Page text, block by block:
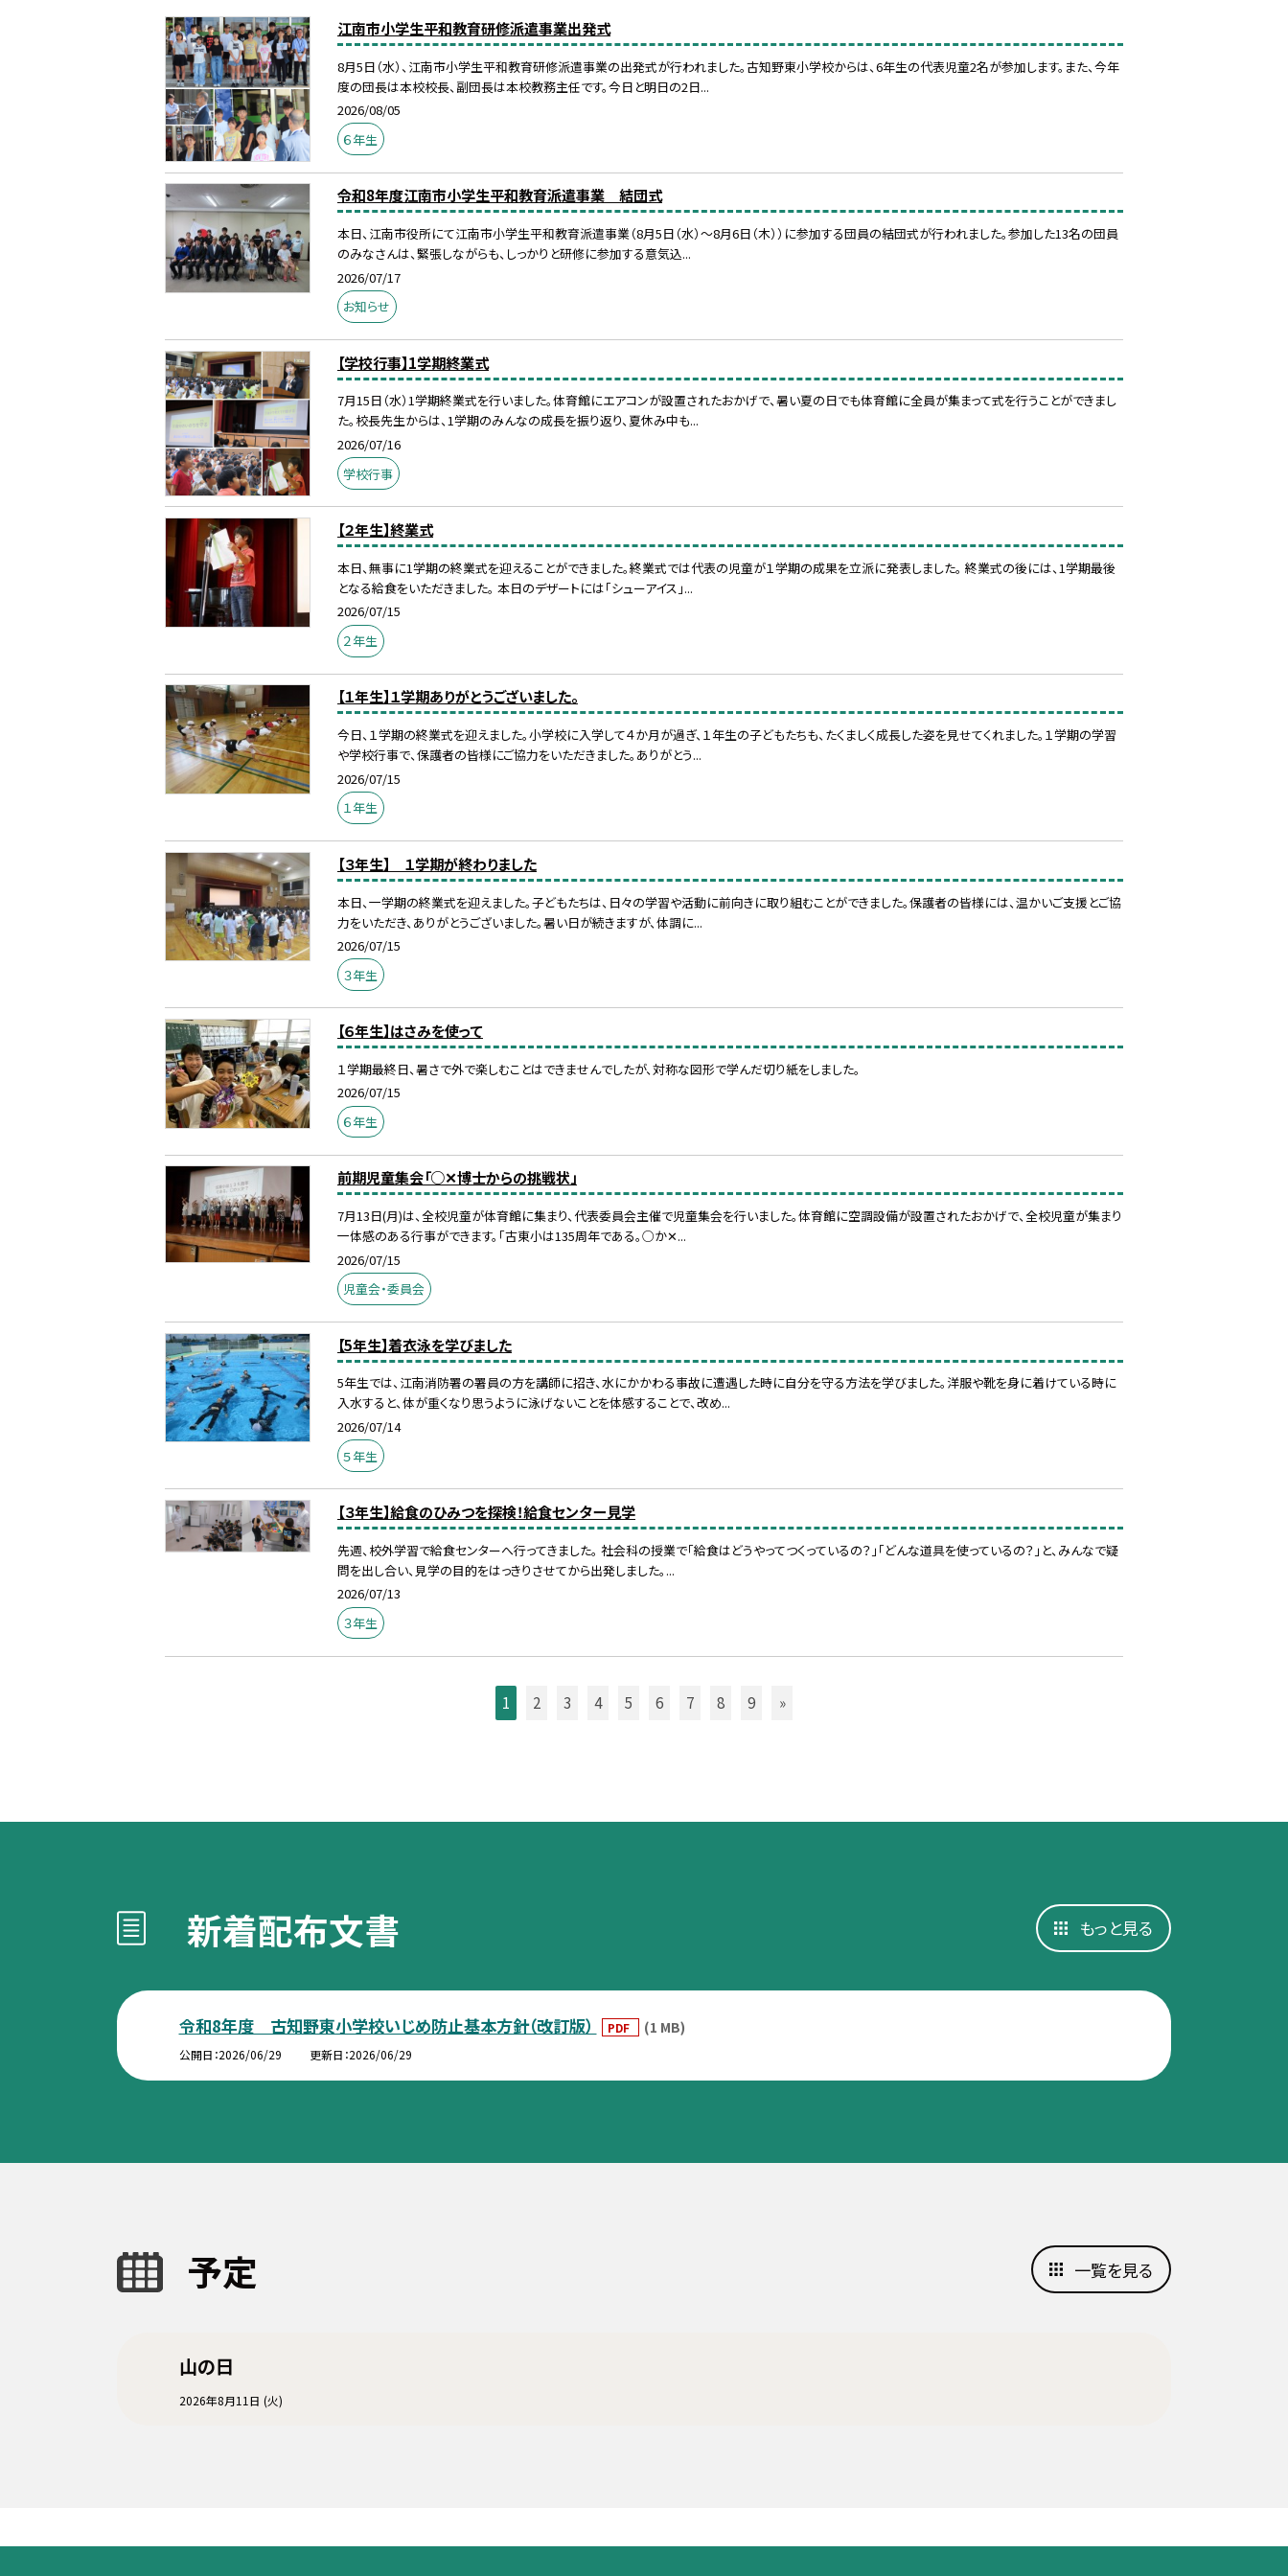
江南市小学生平和教育研修派遣事業出発式
8月5日（水）、江南市小学生平和教育研修派遣事業の出発式が行われました。古知野東小学校からは、6年生の代表児童2名が参加します。また、今年
度の団長は本校校長、副団長は本校教務主任です。今日と明日の2日...
2026/08/05
６年生
令和8年度江南市小学生平和教育派遣事業 結団式
本日、江南市役所にて江南市小学生平和教育派遣事業（8月5日（水）～8月6日（木））に参加する団員の結団式が行われました。参加した13名の団員
のみなさんは、緊張しながらも、しっかりと研修に参加する意気込...
2026/07/17
お知らせ
【学校行事】1学期終業式
7月15日（水）1学期終業式を行いました。体育館にエアコンが設置されたおかげで、暑い夏の日でも体育館に全員が集まって式を行うことができまし
た。校長先生からは、1学期のみんなの成長を振り返り、夏休み中も...
2026/07/16
学校行事
【２年生】終業式
本日、無事に1学期の終業式を迎えることができました。終業式では代表の児童が１学期の成果を立派に発表しました。 終業式の後には、1学期最後
となる給食をいただきました。 本日のデザートには「シューアイス」...
2026/07/15
２年生
【１年生】１学期ありがとうございました。
今日、１学期の終業式を迎えました。小学校に入学して４か月が過ぎ、１年生の子どもたちも、たくましく成長した姿を見せてくれました。１学期の学習
や学校行事で、保護者の皆様にご協力をいただきました。ありがとう...
2026/07/15
１年生
【３年生】 １学期が終わりました
本日、一学期の終業式を迎えました。子どもたちは、日々の学習や活動に前向きに取り組むことができました。保護者の皆様には、温かいご支援とご協
力をいただき、ありがとうございました。暑い日が続きますが、体調に...
2026/07/15
３年生
【６年生】はさみを使って
１学期最終日、暑さで外で楽しむことはできませんでしたが、対称な図形で学んだ切り紙をしました。
2026/07/15
６年生
前期児童集会「○✕博士からの挑戦状」
7月13日(月)は、全校児童が体育館に集まり、代表委員会主催で児童集会を行いました。体育館に空調設備が設置されたおかげで、全校児童が集まり
一体感のある行事ができます。「古東小は135周年である。○か✕...
2026/07/15
児童会・委員会
【5年生】着衣泳を学びました
5年生では、江南消防署の署員の方を講師に招き、水にかかわる事故に遭遇した時に自分を守る方法を学びました。洋服や靴を身に着けている時に
入水すると、体が重くなり思うように泳げないことを体感することで、改め...
2026/07/14
５年生
【３年生】給食のひみつを探検！給食センター見学
先週、校外学習で給食センターへ行ってきました。 社会科の授業で「給食はどうやってつくっているの？」「どんな道具を使っているの？」と、みんなで疑
問を出し合い、見学の目的をはっきりさせてから出発しました。...
2026/07/13
３年生
1 2 3 4 5 6 7 8 9 »
新着配布文書
令和8年度 古知野東小学校いじめ防止基本方針（改訂版） PDF (1 MB)
公開日 2026/06/29 更新日 2026/06/29
もっと見る
予定
山の日
2026年8月11日 (火)
一覧を見る